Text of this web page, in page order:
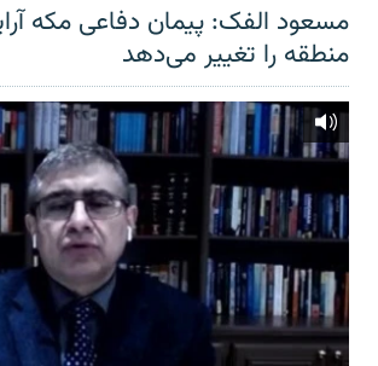
مسعود الفک: پیمان دفاعی مکه
منطقه را تغییر می‌دهد